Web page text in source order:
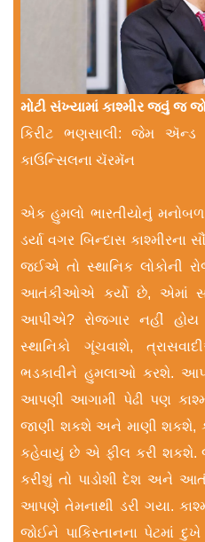
મોટી સંખ્યામાં કાશ્મીર જવું જ
કિરીટ ભણસાલી: જેમ ઍન્ડ
કાઉન્સિલના ચૅરમૅન
એક હુમલો ભારતીયોનું
ડર્યા વગર બિન્દાસ
જઈએ તો સ્થાનિક લોકોની
આતંકીઓએ કર્યો છે, એમાં
આપીએ? રોજગાર નહીં હોય
સ્થાનિકો ગૂંચવાશે,
ભડકાવીને હુમલાઓ કરશે.
આપણી આગામી પેઢી પણ
જાણી શકશે અને માણી શકશે,
કહેવાયું છે એ ફીલ કરી શકશે.
કરીશું તો પાડોશી દેશ અને
આપણે તેમનાથી ડરી ગયા.
જોઈને પાકિસ્તાનના